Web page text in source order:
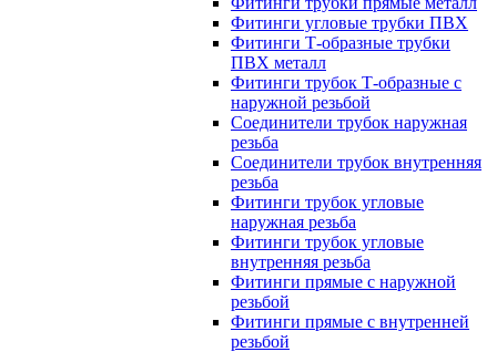
Фитинги угловые трубки ПВХ
Фитинги Т-образные трубки
ПВХ металл
Фитинги трубок Т-образные с
наружной резьбой
Соединители трубок наружная
резьба
Соединители трубок внутренняя
резьба
Фитинги трубок угловые
наружная резьба
Фитинги трубок угловые
внутренняя резьба
Фитинги прямые с наружной
резьбой
Фитинги прямые с внутренней
резьбой